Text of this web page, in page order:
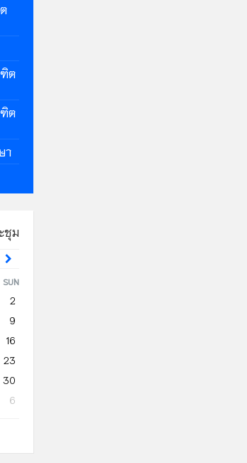
ต
ต
า
ชุม
Month
SUN
2
9
16
23
30
6